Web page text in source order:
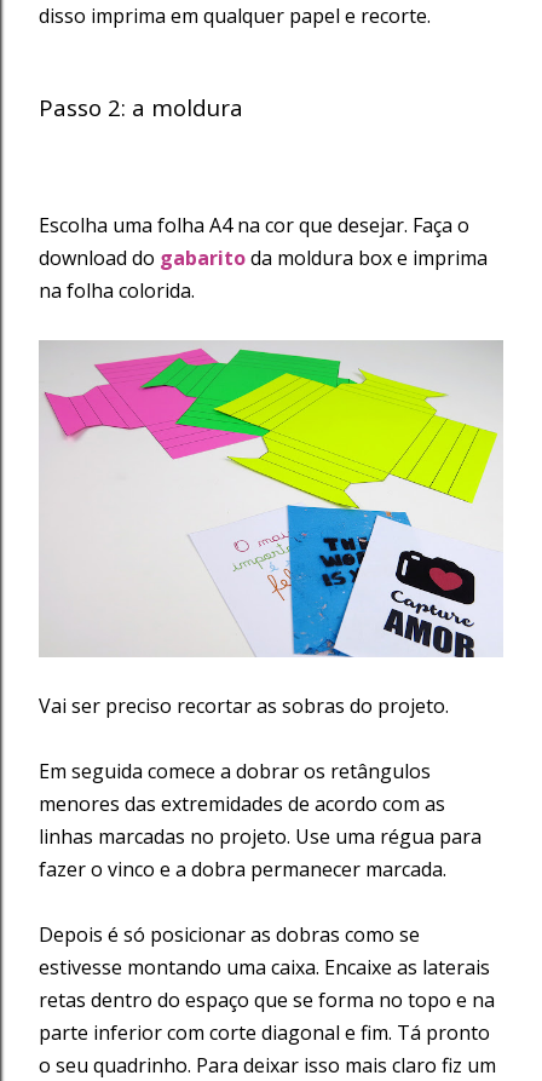
disso imprima em qualquer papel e recorte.
Passo 2: a moldura
Escolha uma folha A4 na cor que desejar. Faça o
download do gabaritoda moldura box e imprima
na folha colorida.
Vai ser preciso recortar as sobras do projeto.
Em seguida comece a dobrar os retângulos
menores das extremidades de acordo com as
linhas marcadas no projeto. Use uma régua para
fazer o vinco e a dobra permanecer marcada.
Depois é só posicionar as dobras como se
estivesse montando uma caixa. Encaixe as laterais
retas dentro do espaço que se forma no topo e na
parte inferior com corte diagonal e fim. Tá pronto
o seu quadrinho. Para deixar isso mais claro fiz um